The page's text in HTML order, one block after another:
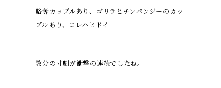
略奪カップルあり、ゴリラとチンパンジーのカッ
プルあり、コレハヒドイ
数分の寸劇が衝撃の連続でしたね。